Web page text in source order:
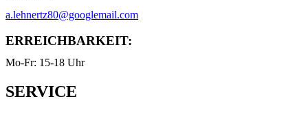
a.lehnertz80@googlemail.com
ERREICHBARKEIT:
Mo-Fr: 15-18 Uhr
SERVICE